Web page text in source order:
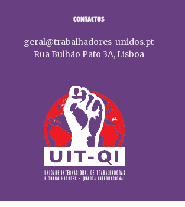
CONTACTOS
geral@trabalhadores-unidos.pt
Rua Bulhão Pato 3A, Lisboa